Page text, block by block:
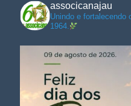
associcanajau
Unindo e fortalecendo
1964.